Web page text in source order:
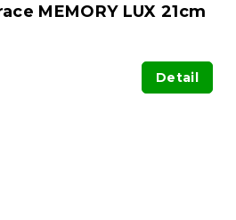
MEMORY LUX 21cm
Detail